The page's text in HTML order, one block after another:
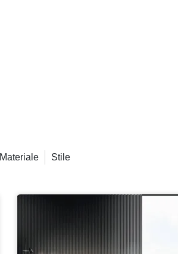
Materiale Stile